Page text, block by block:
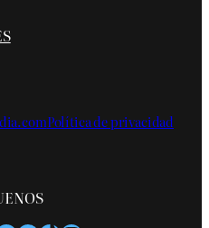
Política de privacidad